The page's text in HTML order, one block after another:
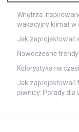
Wnętrza
wakacyjny klimat w
Jak zaprojektować
Nowoczesne
Kolorystyka na
Jak zaprojektować
piwnicy: Porady dla